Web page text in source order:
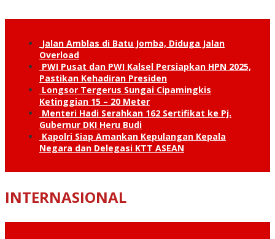
Jalan Amblas di Batu Jomba, Diduga Jalan
Overload
PWI Pusat dan PWI Kalsel Persiapkan HPN 2025,
Pastikan Kehadiran Presiden
Longsor Tergerus Sungai Cipamingkis
Ketinggian 15 – 20 Meter
Menteri Hadi Serahkan 162 Sertifikat ke Pj.
Gubernur DKI Heru Budi
Kapolri Siap Amankan Kepulangan Kepala
Negara dan Delegasi KTT ASEAN
INTERNASIONAL